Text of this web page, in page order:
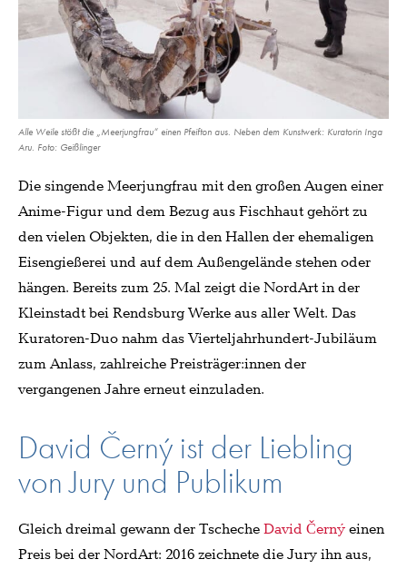
Alle Weile stößt die „Meerjungfrau“ einen Pfeifton aus. Neben dem Kunstwerk: Kuratorin Inga
Aru. Foto: Geißlinger
Die singende Meerjungfrau mit den großen Augen einer
Anime-Figur und dem Bezug aus Fischhaut gehört zu
den vielen Objekten, die in den Hallen der ehemaligen
Eisengießerei und auf dem Außengelände stehen oder
hängen. Bereits zum 25. Mal zeigt die NordArt in der
Kleinstadt bei Rendsburg Werke aus aller Welt. Das
Kuratoren-Duo nahm das Vierteljahrhundert-Jubiläum
zum Anlass, zahlreiche Preisträger:innen der
vergangenen Jahre erneut einzuladen.
David Černý ist der Liebling
von Jury und Publikum
Gleich dreimal gewann der TschecheDavid Černýeinen
Preis bei der NordArt: 2016 zeichnete die Jury ihn aus,